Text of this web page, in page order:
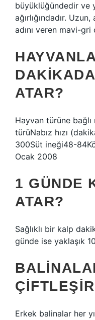
büyüklüğündedir ve
ağırlığındadır.
adını veren mavi-gri
ATAR?
Hayvan türüne
türüNabız hızı
300Süt ineği48-
Ocak 2008
1 GÜNDE
ATAR?
Sağlıklı bir kalp
günde ise yaklaşık
Erkek balinalar her